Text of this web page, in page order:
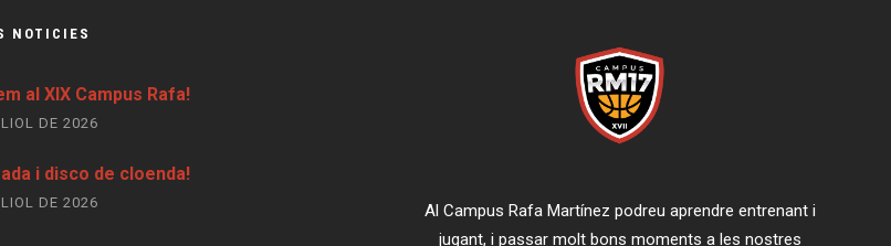
NOTICIES
al XIX Campus Rafa!
DE 2026
i disco de cloenda!
DE 2026
Al Campus Rafa Martínez podreu aprendre entrenant i
jugant, i passar molt bons moments a les nostres